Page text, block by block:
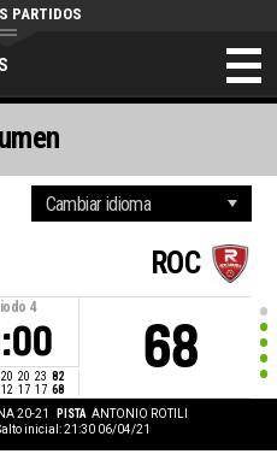
PARTIDOS
4
20 20 23 82
12 17 17 68
ROC
68
20-21 PISTA ANTONIO ROTILI
inicial: 21:30 06/04/21